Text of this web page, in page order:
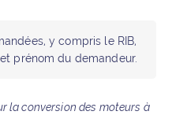
y compris le RIB,
prénom du demandeur.
la conversion des moteurs à